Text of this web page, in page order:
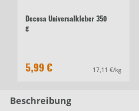
Decosa Universalkleber 350
g
17,11 €/kg
5,99 €
Beschreibung